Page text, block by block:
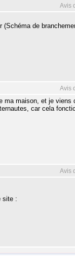
Avis
de
Avis
ma maison, et je
car cela
Avis
site :